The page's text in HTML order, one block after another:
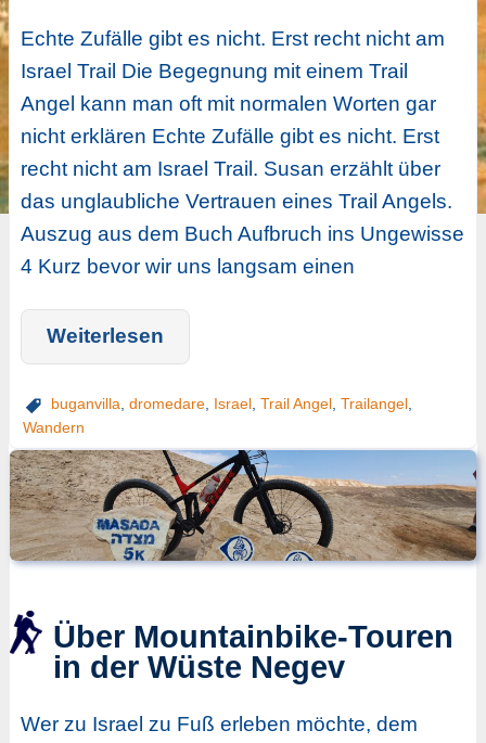
Echte Zufälle gibt es nicht. Erst recht nicht am
Israel Trail Die Begegnung mit einem Trail
Angel kann man oft mit normalen Worten gar
nicht erklären Echte Zufälle gibt es nicht. Erst
recht nicht am Israel Trail. Susan erzählt über
das unglaubliche Vertrauen eines Trail Angels.
Auszug aus dem Buch Aufbruch ins Ungewisse
4 Kurz bevor wir uns langsam einen
Weiterlesen
buganvilla dromedare, Israel, Trail Angel, Trailangel,
Wandern
Über Mountainbike-Touren
in der Wüste Negev
Wer zu Israel zu Fuß erleben möchte, dem